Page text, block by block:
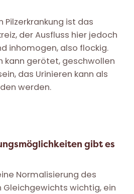
Pilzerkrankung ist das
der Ausfluss hier jedoch
inhomogen, also flockig.
kann gerötet, geschwollen
das Urinieren kann als
werden.
gibt es
Normalisierung des
wichtig, ein